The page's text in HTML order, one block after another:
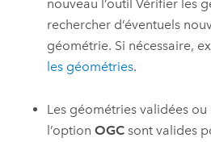
nouveau l’outilVérifier les
rechercher d’éventuels
géométrie. Si nécessaire,
les géométries.
Les géométries validées ou
l’optionOGC sont valides